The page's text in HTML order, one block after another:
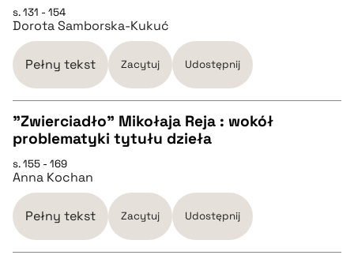
pobierz cytat
BIBTEX
pobierz cytat
s. 131 - 154
Dorota Samborska-Kukuć
Pełny tekst Zacytuj Udostępnij
CZYSTY TEKST
pobierz cytat
BIBTEX
"Zwierciadło" Mikołaja Reja : wokół
problematyki tytułu dzieła
s. 155 - 169
Anna Kochan
Pełny tekst Zacytuj Udostępnij